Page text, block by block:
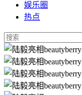
娱乐圈
热点